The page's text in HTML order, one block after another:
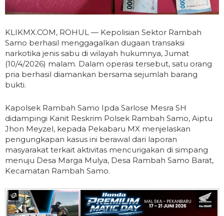
KLIKMX.COM, ROHUL — Kepolisian Sektor Rambah
Samo berhasil menggagalkan dugaan transaksi
narkotika jenis sabu di wilayah hukumnya, Jumat
(10/4/2026) malam. Dalam operasi tersebut, satu orang
pria berhasil diamankan bersama sejumlah barang
bukti.
Kapolsek Rambah Samo Ipda Sarlose Mesra SH
didampingi Kanit Reskrim Polsek Rambah Samo, Aiptu
Jhon Meyzel, kepada Pekabaru MX menjelaskan
pengungkapan kasus ini berawal dari laporan
masyarakat terkait aktivitas mencurigakan di simpang
menuju Desa Marga Mulya, Desa Rambah Samo Barat,
Kecamatan Rambah Samo.